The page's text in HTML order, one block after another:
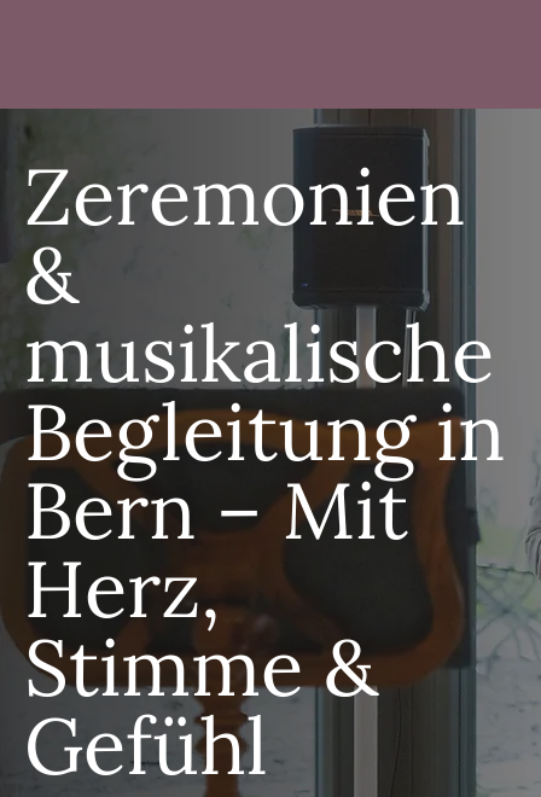
Zeremonien
&
musikalische
Begleitung in
Bern – Mit
Herz,
Stimme &
Gefühl